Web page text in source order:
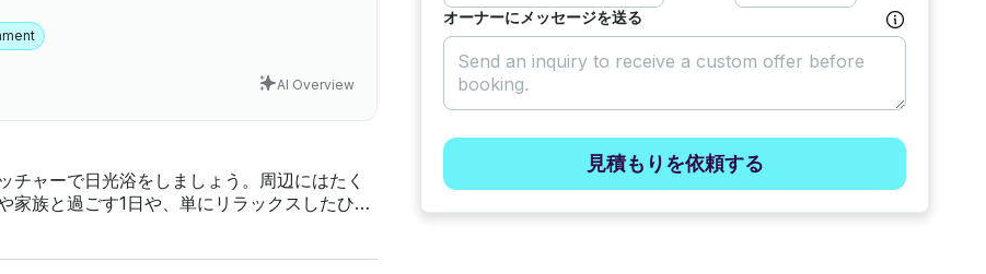
AI Overview
ャーで日光浴をしましょう。周辺にはたく
家族と過ごす1日や、単にリラックスしたひと
で楽しい一日を過ごす準備をしましょう 。
オーナーにメッセージを送る
見積もりを依頼する